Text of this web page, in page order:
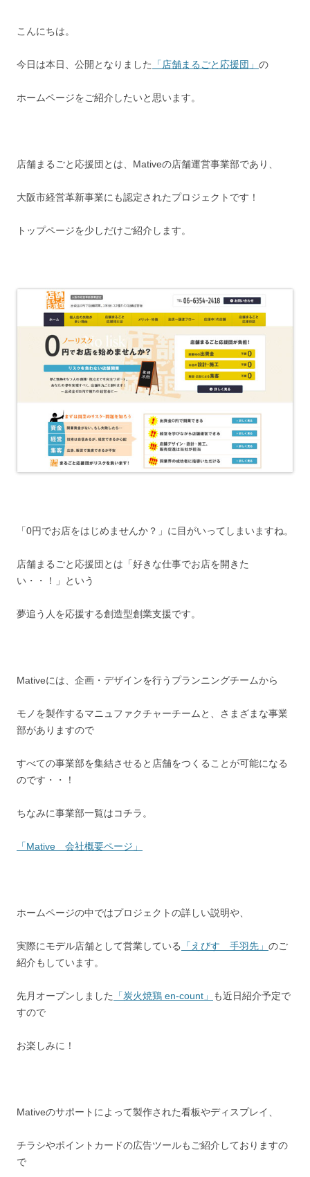
こんにちは。
今日は本日、公開となりました 「店舗まるごと応援団」 の
ホームページをご紹介したいと思います。
店舗まるごと応援団とは、Mativeの店舗運営事業部であり、
大阪市経営革新事業にも認定されたプロジェクトです！
トップページを少しだけご紹介します。
「0円でお店をはじめませんか？」に目がいってしまいますね。
店舗まるごと応援団とは「好きな仕事でお店を開きた
い・・！」という
夢追う人を応援する創造型創業支援です。
Mativeには、企画・デザインを行うプランニングチームから
モノを製作するマニュファクチャーチームと、さまざまな事業
部がありますので
すべての事業部を集結させると店舗をつくることが可能になる
のです・・！
ちなみに事業部一覧はコチラ。
「Mative 会社概要ページ」
ホームページの中ではプロジェクトの詳しい説明や、
実際にモデル店舗として営業している 「えびす 手羽先」 のご
紹介もしています。
先月オープンしました 「炭火焼鶏 en-count」
も近日紹介予定で
すので
お楽しみに！
Mativeのサポートによって製作された看板やディスプレイ、
チラシやポイントカードの広告ツールもご紹介しておりますの
で